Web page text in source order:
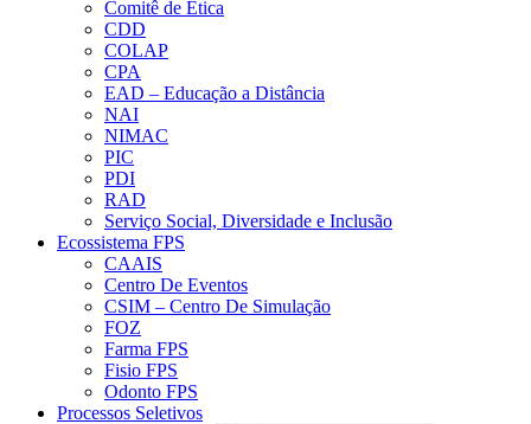
Comitê de Ética
CDD
COLAP
CPA
EAD – Educação a Distância
NAI
NIMAC
PIC
PDI
RAD
Serviço Social, Diversidade e Inclusão
Ecossistema FPS
CAAIS
Centro De Eventos
CSIM – Centro De Simulação
FOZ
Farma FPS
Fisio FPS
Odonto FPS
Processos Seletivos